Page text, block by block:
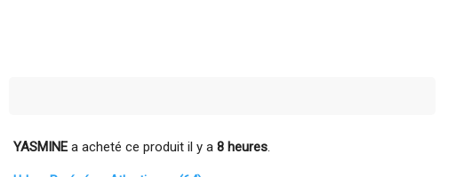
YASMINE a acheté ce produit il y a 8 heures.